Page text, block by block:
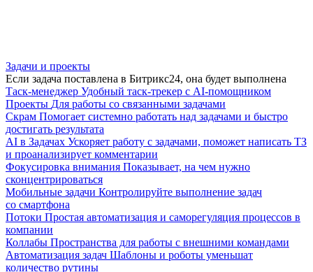
Задачи и проекты
Если задача поставлена в Битрикс24, она будет выполнена
Таск-менеджер Удобный таск-трекер с AI-помощником
Проекты Для работы со связанными задачами
Скрам Помогает системно работать над задачами и быстро
достигать результата
AI в Задачах Ускоряет работу с задачами, поможет написать ТЗ
и проанализирует комментарии
Фокусировка внимания Показывает, на чем нужно
сконцентрироваться
Мобильные задачи Контролируйте выполнение задач
со смартфона
Потоки Простая автоматизация и саморегуляция процессов в
компании
Коллабы Пространства для работы с внешними командами
Автоматизация задач Шаблоны и роботы уменьшат
количество рутины